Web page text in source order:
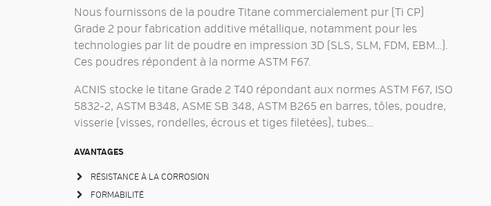
Nous fournissons de la poudre Titane commercialement pur (Ti CP)
Grade 2 pour fabrication additive métallique, notamment pour les
technologies par lit de poudre en impression 3D (SLS, SLM, FDM, EBM…).
Ces poudres répondent à la norme ASTM F67.
ACNIS stocke le titane Grade 2 T40 répondant aux normes ASTM F67, ISO
5832-2, ASTM B348, ASME SB 348, ASTM B265 en barres, tôles, poudre,
visserie (visses, rondelles, écrous et tiges filetées), tubes…
AVANTAGES
RÉSISTANCE À LA CORROSION
FORMABILITÉ